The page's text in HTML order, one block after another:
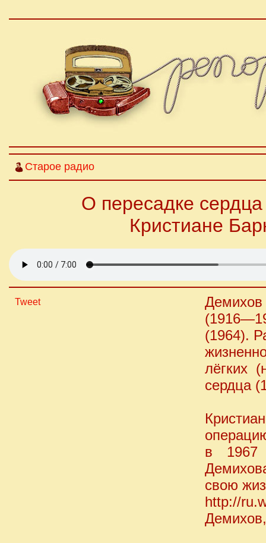
Старое радио
О пересадке
Кристиане
Tweet
Демихов
(1964).
лёгких
сердца
в 1967
свою
http://